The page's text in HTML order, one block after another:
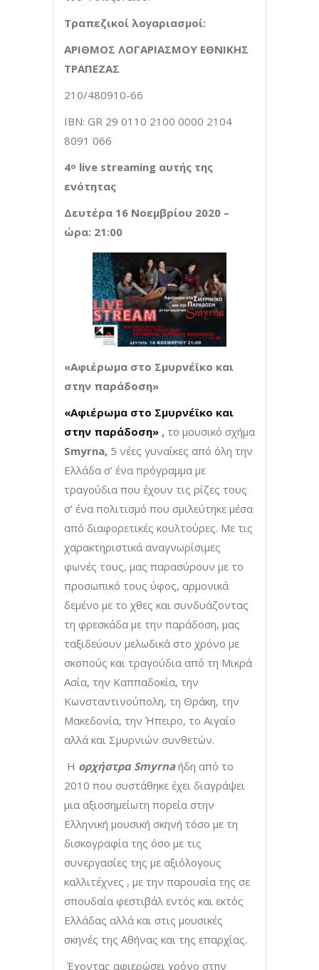
Τραπεζικοί λογαριασμοί:
ΑΡΙΘΜΟΣ ΛΟΓΑΡΙΑΣΜΟΥ ΕΘΝΙΚΗΣ
ΤΡΑΠΕΖΑΣ
210/480910-66
IBN: GR 29 0110 2100 0000 2104
8091 066
4ο live streaming αυτής της
ενότητας
Δευτέρα 16 Νοεμβρίου 2020 –
ώρα: 21:00
«Αφιέρωμα στο Σμυρνέϊκο και
στην παράδοση»
«Αφιέρωμα στο Σμυρνέϊκο και
στην παράδοση» , το μουσικό σχήμα
Smyrna, 5 νέες γυναίκες από όλη την
Ελλάδα σ’ ένα πρόγραμμα με
τραγούδια που έχουν τις ρίζες τους
σ’ ένα πολιτισμό που σμιλεύτηκε μέσα
από διαφορετικές κουλτούρες. Με τις
χαρακτηριστικά αναγνωρίσιμες
φωνές τους, μας παρασύρουν με το
προσωπικό τους ύφος, αρμονικά
δεμένο με το χθες και συνδυάζοντας
τη φρεσκάδα με την παράδοση, μας
ταξιδεύουν μελωδικά στο χρόνο με
σκοπούς και τραγούδια από τη Μικρά
Ασία, την Καππαδοκία, την
Κωνσταντινούπολη, τη Θράκη, την
Μακεδονία, την Ήπειρο, το Αιγαίο
αλλά και Σμυρνιών συνθετών.
Η ορχήστρα Smyrnaήδη από το
2010 που συστάθηκε έχει διαγράψει
μια αξιοσημείωτη πορεία στην
Ελληνική μουσική σκηνή τόσο με τη
δισκογραφία της όσο με τις
συνεργασίες της με αξιόλογους
καλλιτέχνες , με την παρουσία της σε
σπουδαία φεστιβάλ εντός και εκτός
Ελλάδας αλλά και στις μουσικές
σκηνές της Αθήνας και της επαρχίας.
Έχοντας αφιερώσει χρόνο στην